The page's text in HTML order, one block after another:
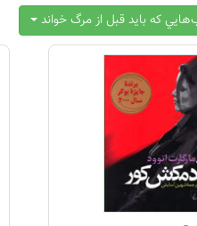
كه بايد قبل از مرگ خواند